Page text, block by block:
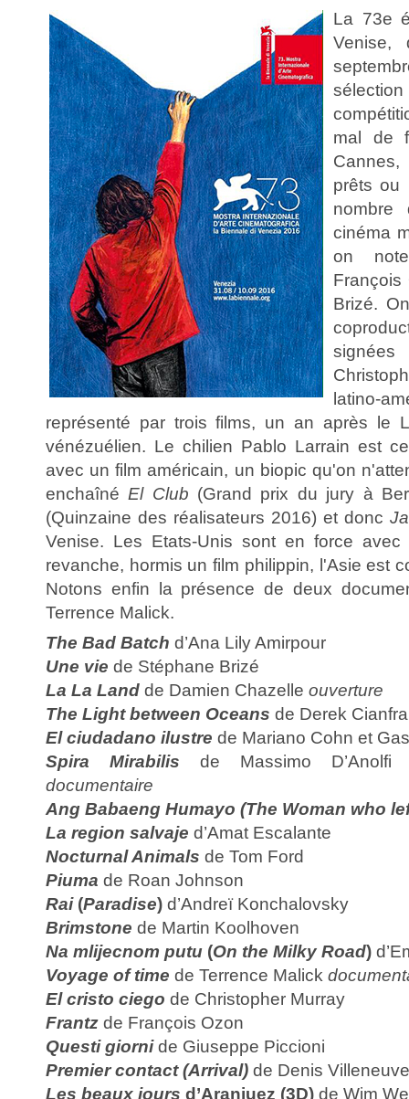
La 73e
mal de
prêts ou
cinéma
on
François
Brizé.
latino-
représenté par trois films, un an après le
vénézuélien. Le chilien Pablo Larrain est
avec un film américain, un biopic qu'on
enchaînéEl Club (Grand prix du jury à
(Quinzaine des réalisateurs 2016) et donc
Venise. Les Etats-Unis sont en force avec
revanche, hormis un film philippin, l'Asie est
Notons enfin la présence de deux
Terrence Malick.
The Bad Batch d’Ana Lily Amirpour
Une vie de Stéphane Brizé
La La Land de Damien Chazelle ouverture
The Light between Oceans de Derek
El ciudadano ilustre de Mariano Cohn et
Spira Mirabilis
de Massimo
documentaire
Ang Babaeng Humayo (The Woman who
La region salvaje d’Amat Escalante
Nocturnal Animals de Tom Ford
Piuma de Roan Johnson
Rai(Paradise) d’Andreï Konchalovsky
Brimstone de Martin Koolhoven
Na mlijecnom putu (On the Milky Road)
Voyage of time de Terrence Malick
El cristo ciego de Christopher Murray
Frantz de François Ozon
Questi giorni de Giuseppe Piccioni
Premier contact (Arrival) de Denis Villeneuve
Les beaux jours d’Aranjuez (3D) de Wim